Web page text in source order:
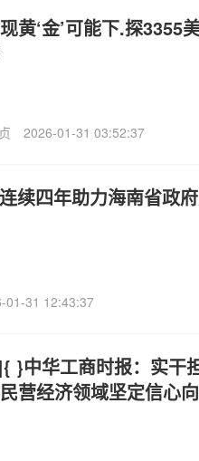
黄‘金’可能下.探3355
2026-01-31 03:52:37
续四年助力海南省政
01-31 12:43:37
}中华工商时报：实干
经济领域坚定信心